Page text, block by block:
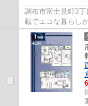
調布市富士見町3
載でエコな暮らし
あります。調布市